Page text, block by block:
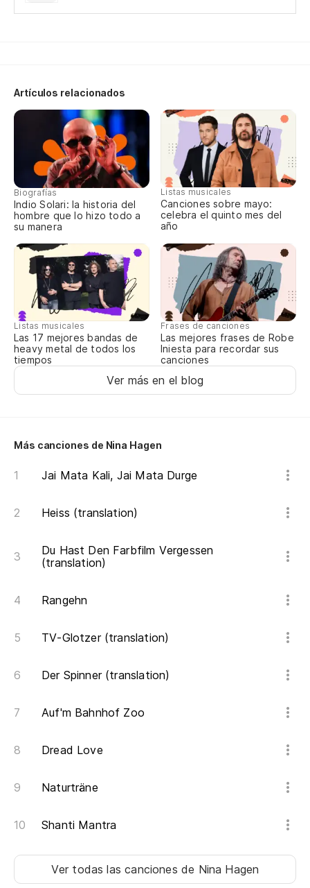
Artículos relacionados
Biografías
Indio Solari: la historia del
hombre que lo hizo todo a
su manera
Listas musicales
Canciones sobre mayo:
celebra el quinto mes del
año
Listas musicales
Las 17 mejores bandas de
heavy metal de todos los
tiempos
Frases de canciones
Las mejores frases de Robe
Iniesta para recordar sus
canciones
Ver más en el blog
Más canciones de Nina Hagen
Jai Mata Kali, Jai Mata Durge
Heiss (translation)
Du Hast Den Farbfilm Vergessen
(translation)
Rangehn
TV-Glotzer (translation)
Der Spinner (translation)
Auf'm Bahnhof Zoo
Dread Love
Naturträne
Shanti Mantra
Ver todas las canciones de Nina Hagen